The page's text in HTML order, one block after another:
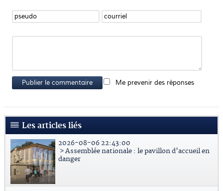
Publier le commentaire Me prevenir des réponses
Les articles liés
2026-08-06 22:43:00
> Assemblée nationale : le pavillon d'accueil en
danger